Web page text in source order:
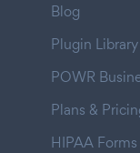
Blog
Plugin Library
POWR
Plans &
HIPAA Forms